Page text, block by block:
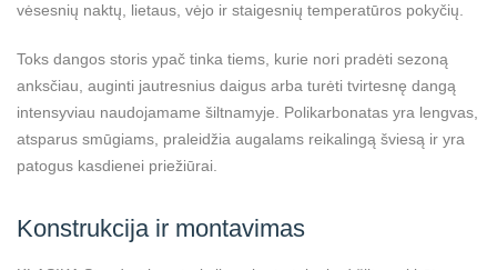
vėsesnių naktų, lietaus, vėjo ir staigesnių temperatūros pokyčių.
Toks dangos storis ypač tinka tiems, kurie nori pradėti sezoną
anksčiau, auginti jautresnius daigus arba turėti tvirtesnę dangą
intensyviau naudojamame šiltnamyje. Polikarbonatas yra lengvas,
atsparus smūgiams, praleidžia augalams reikalingą šviesą ir yra
patogus kasdienei priežiūrai.
Konstrukcija ir montavimas